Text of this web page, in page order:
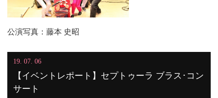
公演写真：藤本 史昭
19. 07. 06
【イベントレポート】セプトゥーラ ブラス･コン
サート